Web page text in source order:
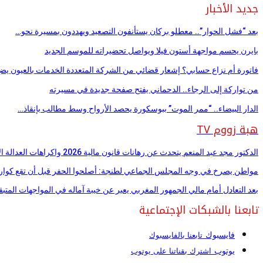
جديد الأخبار
بعد “فشل الحوار”.. معطلو بركان يستأنفون التصعيد ويهددون بمسيرة نحو…
بايرن يحسم مواجهة أستون فيلا ويواصل تحضيراته للموسم الجديد
فاتورة أم نزاع حسابي؟ إشعار قضائي من الشركة المتعددة الخدمات بالعيون
من تواركة إلى الرجاء.. الدحماني يفتح صفحة جديدة في مسيرته
الدار البيضاء.. “ممر الموت” ببوسكورة يحصد الأرواح وسط مطالب بإنقاذ…
هبة زووم TV
الدكتور مجد عبد المنعم يتحدث عن رهانات قانون مالية 2026 واكراهات العدالة الاجتماعية في…
مواطن يصرخ في وجه المجلس الجماعي لطنجة: أصلحوا الحفر قبل أن تقع
بعد التعادل أمام مالي الجمهور المغربي يعبر عن خيبة آماله في المواجهات
تابعنا بالشبكات الإجتماعية
فايسبوك تابعنا بالفايسبوك
يوتوب اشترك بقناتنا على يوتوب